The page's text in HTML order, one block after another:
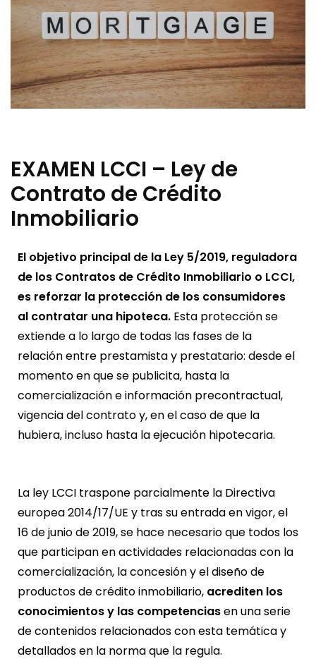
EXAMEN LCCI – Ley de
Contrato de Crédito
Inmobiliario
El objetivo principal de la Ley 5/2019, reguladora
de los Contratos de Crédito Inmobiliario o LCCI,
es reforzar la protección de los consumidores
al contratar una hipoteca. Esta protección se
extiende a lo largo de todas las fases de la
relación entre prestamista y prestatario: desde el
momento en que se publicita, hasta la
comercialización e información precontractual,
vigencia del contrato y, en el caso de que la
hubiera, incluso hasta la ejecución hipotecaria.
La ley LCCI traspone parcialmente la Directiva
europea 2014/17/UE y tras su entrada en vigor, el
16 de junio de 2019, se hace necesario que todos los
que participan en actividades relacionadas con la
comercialización, la concesión y el diseño de
productos de crédito inmobiliario, acrediten los
conocimientos y las competenciasen una serie
de contenidos relacionados con esta temática y
detallados en la norma que la regula.